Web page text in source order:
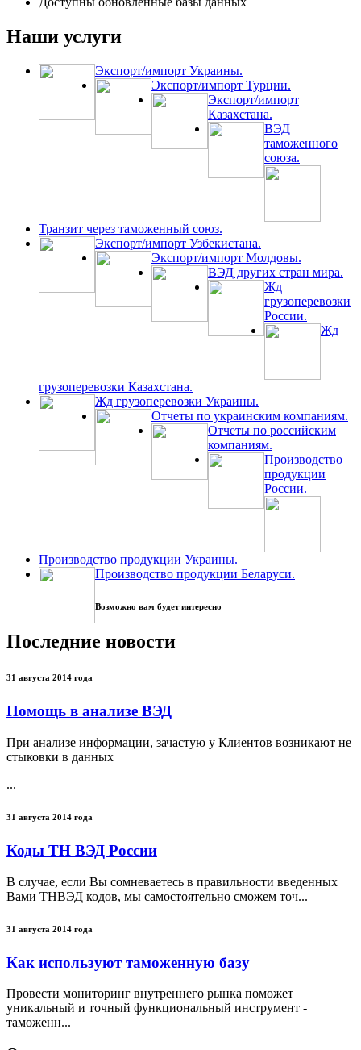
Наши услуги
Экспорт/импорт Украины.
Экспорт/импорт Турции.
Экспорт/импорт
Казахстана.
ВЭД
таможенного
союза.
Транзит через таможенный союз.
Экспорт/импорт Узбекистана.
Экспорт/импорт Молдовы.
ВЭД других стран мира.
Жд
грузоперевозки
России.
Жд
грузоперевозки Казахстана.
Жд грузоперевозки Украины.
Отчеты по украинским компаниям.
Отчеты по российским
компаниям.
Производство
продукции
России.
Производство продукции Украины.
Производство продукции Беларуси.
Возможно вам будет интересно
Последние новости
31 августа 2014 года
Помощь в анализе ВЭД
При анализе информации, зачастую у Клиентов возникают не
стыковки в данных
...
31 августа 2014 года
Коды ТН ВЭД России
В случае, если Вы сомневаетесь в правильности введенных
Вами ТНВЭД кодов, мы самостоятельно сможем точ...
31 августа 2014 года
Как используют таможенную базу
Провести мониторинг внутреннего рынка поможет
уникальный и точный функциональный инструмент -
таможенн...